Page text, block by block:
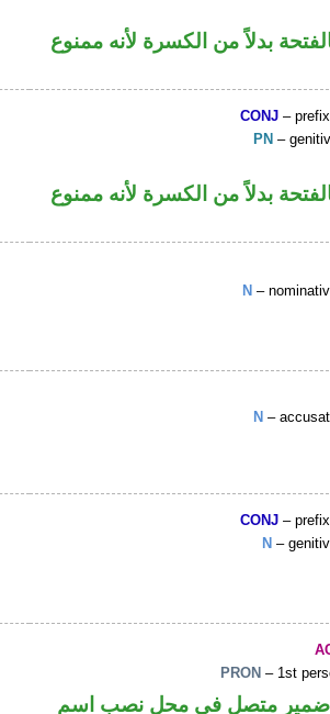
بدلاً من الكسرة لأنه ممنوع
CONJ –
PN –
بدلاً من الكسرة لأنه ممنوع
N –
N –
CONJ –
N –
PRON – 1st
متصل في محل نصب اسم